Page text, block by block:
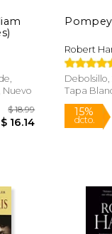
Nuevo
Robert
Debolsillo,
Tapa